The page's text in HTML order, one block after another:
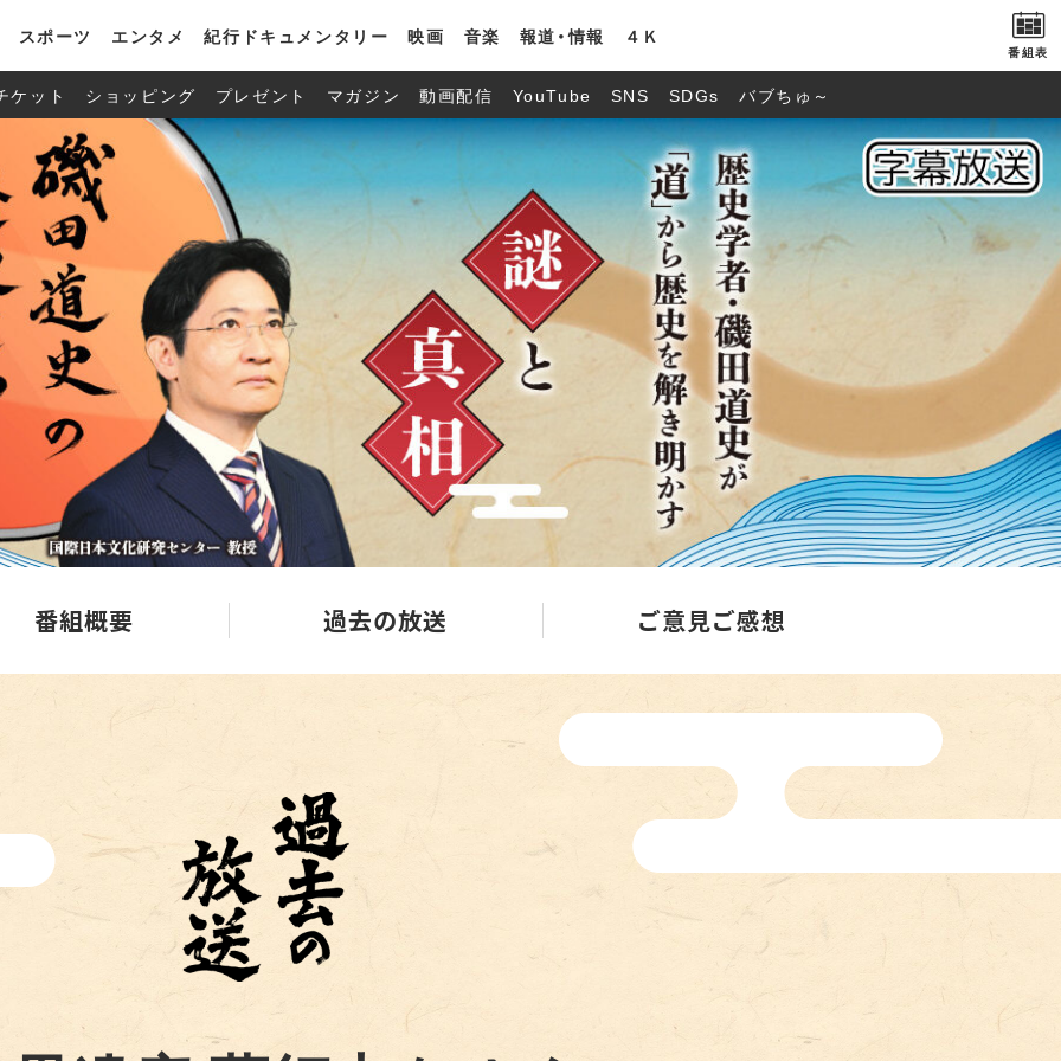
スポーツ エンタメ 紀行ドキュメンタリー 映画 音楽 報道・情報 ４Ｋ
番組表
ケット ショッピング プレゼント マガジン 動画配信 YouTube SNS SDGs バブちゅ～
番組概要 過去の放送 ご意見ご感想